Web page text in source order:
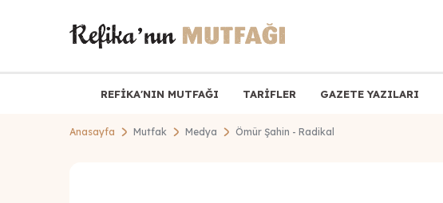
REFİKA'NIN MUTFAĞI TARİFLER GAZETE YAZILARI
Anasayfa Mutfak Medya Ömür Şahin - Radikal